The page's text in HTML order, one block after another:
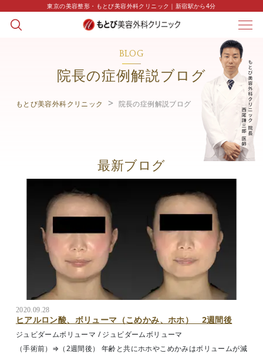
東京の美容整形・もとび美容外科クリニック｜新宿駅から4分
BLOG
院長の症例解説ブログ
もとび美容外科クリニック 院長の症例解説ブログ
最新ブログ
2020.09.28
ヒアルロン酸、ボリューマ（こめかみ、ホホ） 2週間後
ジュビダームボリューマ /ジュビダームボリューマ
（手術前）⇒（2週間後） 年齢と共にホホやこめかみはボリュームが減